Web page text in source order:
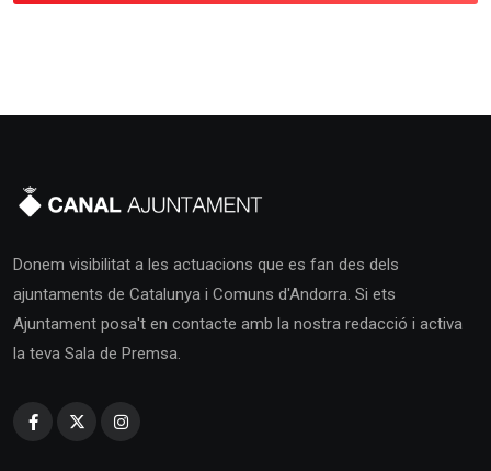
Donem visibilitat a les actuacions que es fan des dels
ajuntaments de Catalunya i Comuns d'Andorra. Si ets
Ajuntament posa't en contacte amb la nostra redacció i activa
la teva Sala de Premsa.